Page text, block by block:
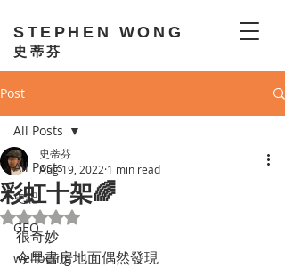
STEPHEN WONG
史蒂芬
Post
All Posts
史記
GEO
wellbeing
All Posts
彩虹十架🌈
史蒂芬
Aug 19, 2022 1 min read
Rated NaN out of 5 stars.
很奇妙
今早書房地面偶然發現